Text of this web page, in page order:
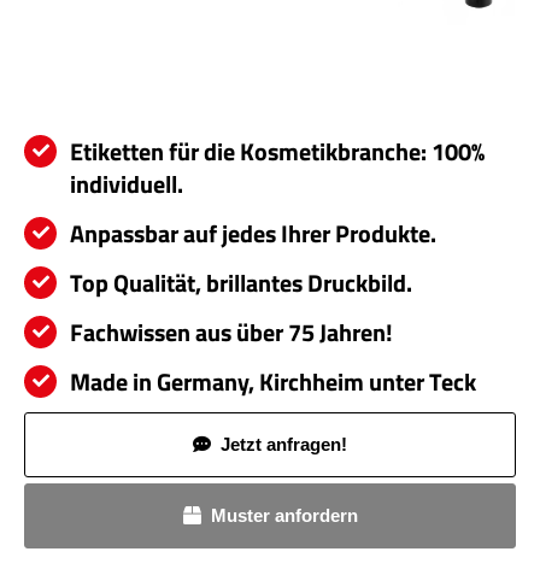
Etiketten für die Kosmetikbranche: 100%
individuell.
Anpassbar auf jedes Ihrer Produkte.
Top Qualität, brillantes Druckbild.
Fachwissen aus über 75 Jahren!
Made in Germany, Kirchheim unter Teck
Jetzt anfragen!
Muster anfordern